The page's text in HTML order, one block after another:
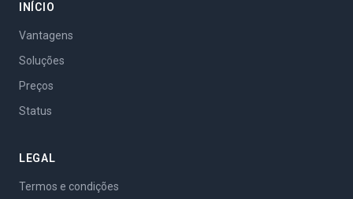
INÍCIO
Vantagens
Soluções
Preços
Status
LEGAL
Termos e condições